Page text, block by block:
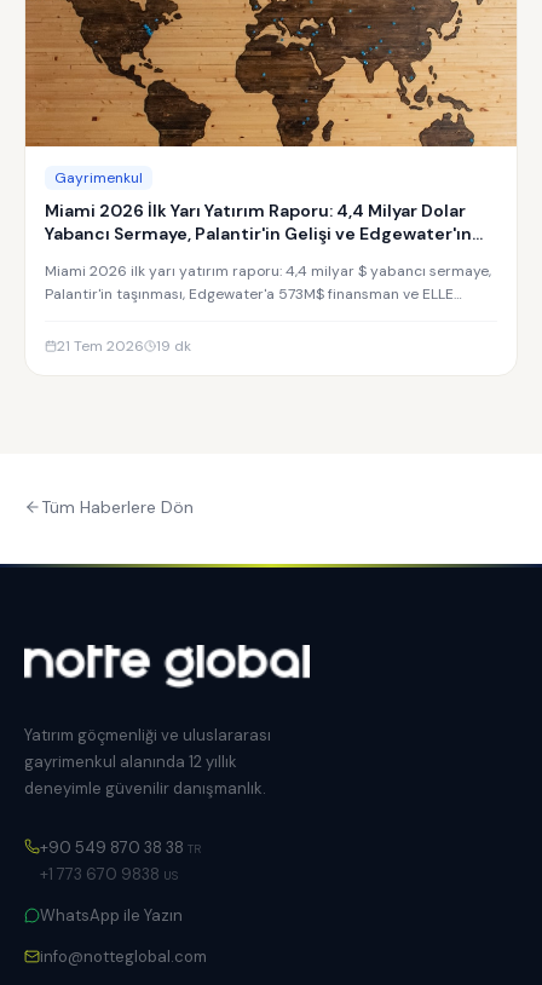
Gayrimenkul
Miami 2026 İlk Yarı Yatırım Raporu: 4,4 Milyar Dolar
Yabancı Sermaye, Palantir'in Gelişi ve Edgewater'ın
Miami 2026 ilk yarı yatırım raporu: 4,4 milyar $ yabancı sermaye,
Palantir'in taşınması, Edgewater'a 573M$ finansman ve ELLE
21 Tem 2026
19 dk
Tüm Haberlere Dön
Yatırım göçmenliği ve uluslararası
gayrimenkul alanında 12 yıllık
deneyimle güvenilir danışmanlık.
+90 549 870 38 38 TR
+1 773 670 9838 US
WhatsApp ile Yazın
info@notteglobal.com